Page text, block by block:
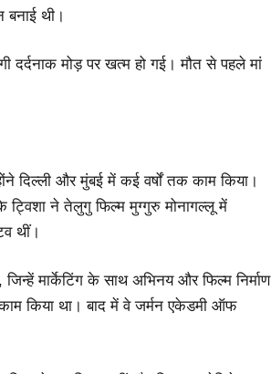
बनाई थी।
दर्दनाक मोड़ पर खत्म हो गई। मौत से पहले मां
दिल्ली और मुंबई में कई वर्षों तक काम किया।
ट्विशा ने तेलुगु फिल्म मुग्गुरु मोनागल्लू में
थीं।
मार्केटिंग के साथ अभिनय और फिल्म निर्माण
किया था। बाद में वे जर्मन एकेडमी ऑफ